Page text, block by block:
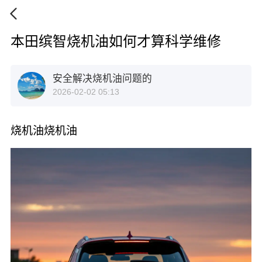
本田缤智烧机油如何才算科学维修
安全解决烧机油问题的
2026-02-02 05:13
烧机油烧机油